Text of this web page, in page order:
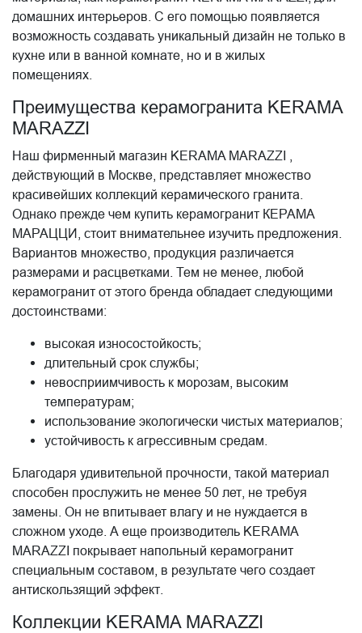
домашних интерьеров. С его помощью появляется
возможность создавать уникальный дизайн не только в
кухне или в ванной комнате, но и в жилых
помещениях.
Преимущества керамогранита KERAMA
MARAZZI
Наш фирменный магазин KERAMA MARAZZI ,
действующий в Москве, представляет множество
красивейших коллекций керамического гранита.
Однако прежде чем купить керамогранит КЕРАМА
МАРАЦЦИ, стоит внимательнее изучить предложения.
Вариантов множество, продукция различается
размерами и расцветками. Тем не менее, любой
керамогранит от этого бренда обладает следующими
достоинствами:
высокая износостойкость;
длительный срок службы;
невосприимчивость к морозам, высоким
температурам;
использование экологически чистых материалов;
устойчивость к агрессивным средам.
Благодаря удивительной прочности, такой материал
способен прослужить не менее 50 лет, не требуя
замены. Он не впитывает влагу и не нуждается в
сложном уходе. А еще производитель KERAMA
MARAZZI покрывает напольный керамогранит
специальным составом, в результате чего создает
антискользящий эффект.
Коллекции KERAMA MARAZZI